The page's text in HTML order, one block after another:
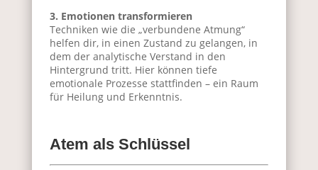
3. Emotionen transformieren
Techniken wie die „verbundene Atmung“
helfen dir, in einen Zustand zu gelangen, in
dem der analytische Verstand in den
Hintergrund tritt. Hier können tiefe
emotionale Prozesse stattfinden – ein Raum
für Heilung und Erkenntnis.
Atem als Schlüssel